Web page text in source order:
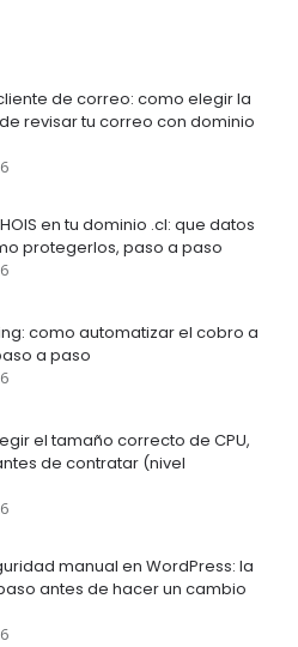
de correo: como elegir la
revisar tu correo con dominio
en tu dominio .cl: que datos
protegerlos, paso a paso
como automatizar el cobro a
a paso
el tamaño correcto de CPU,
de contratar (nivel
manual en WordPress: la
antes de hacer un cambio